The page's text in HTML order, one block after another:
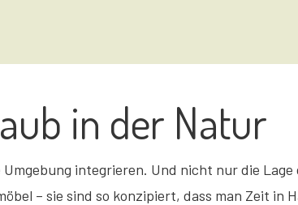
in der Natur
integrieren. Und nicht nur die
– sie sind so konzipiert, dass man Zeit in